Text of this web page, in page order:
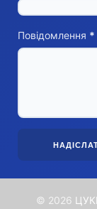
Повідомлення *
© 2026